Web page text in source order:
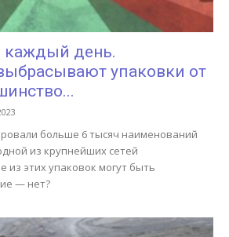
каждый день.
упаковки от
больше 6 тысяч наименований
из крупнейших сетей
из этих упаковок могут быть
— нет?